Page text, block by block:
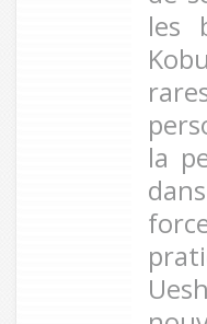
les
la